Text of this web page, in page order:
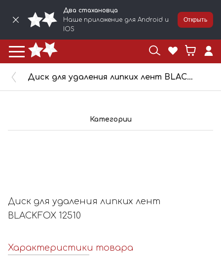
Два стахановца
Наше приложение для Android и
IOS
Открыть
Диск для удаления липких лент BLACKFOX 12510
Категории
Диск для удаления липких лент
BLACKFOX 12510
Характеристики товара